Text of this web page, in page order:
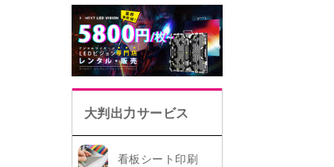
大判出力サービス
看板シート印刷